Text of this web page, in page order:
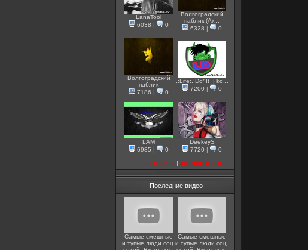
LanaTool
6038 | 0
Волгоградский
паблик (Ак...
6328 | 0
Волгоградский
паблик
7186 | 0
.:Life:. Do^It_| ko...
7200 | 0
LAM
6985 | 0
DeekeyS
7720 | 0
добавить | посмотреть все
Последние видео
Самые смешные
и тупые люди соц.
Самые смешные
и тупые люди соц.